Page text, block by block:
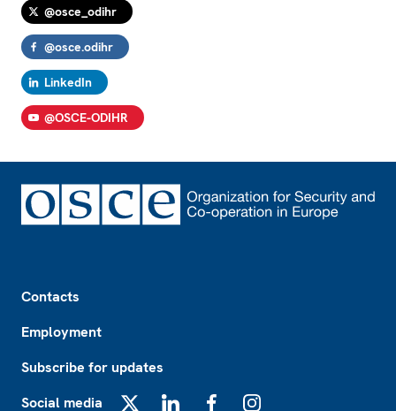
@osce_odihr
@osce.odihr
LinkedIn
@OSCE-ODIHR
Contacts
Employment
Subscribe for updates
Social media